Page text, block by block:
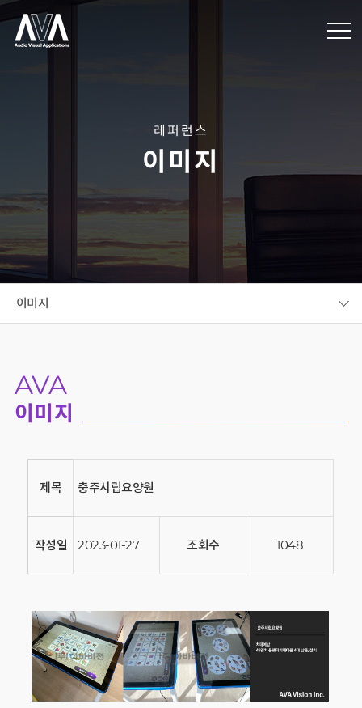
레퍼런스
이미지
이미지
AVA
이미지
제목 충주시립요양원
작성일 2023-01-27 조회수 1048